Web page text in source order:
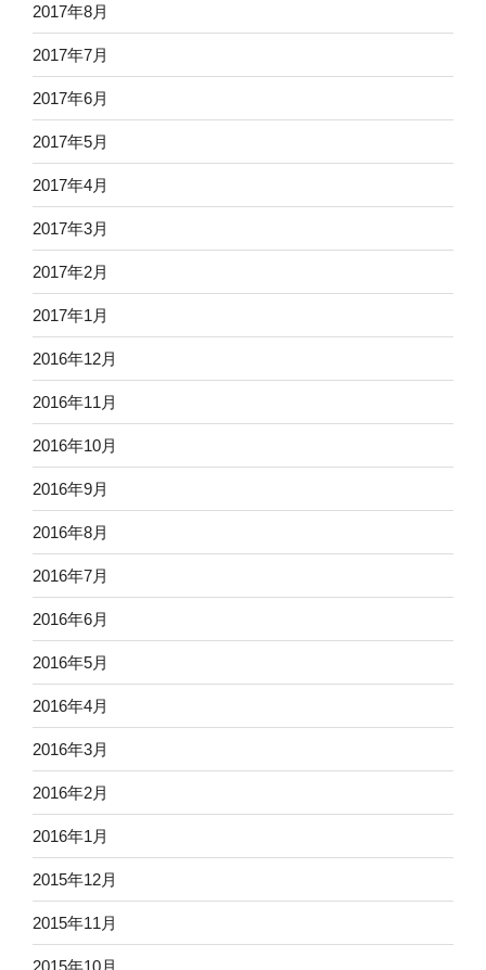
2017年8月
2017年7月
2017年6月
2017年5月
2017年4月
2017年3月
2017年2月
2017年1月
2016年12月
2016年11月
2016年10月
2016年9月
2016年8月
2016年7月
2016年6月
2016年5月
2016年4月
2016年3月
2016年2月
2016年1月
2015年12月
2015年11月
2015年10月